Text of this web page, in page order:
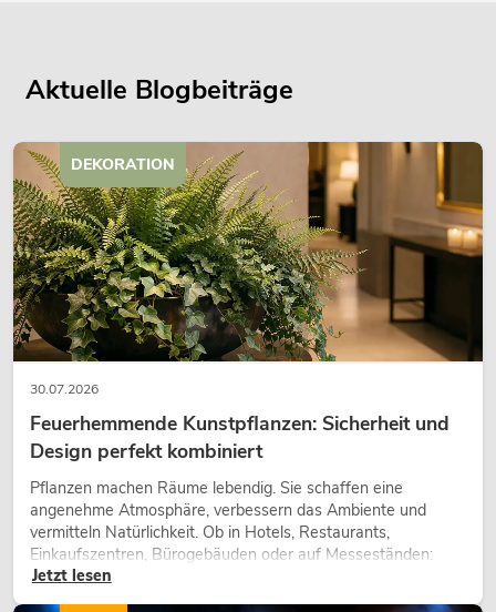
Aktuelle Blogbeiträge
30.07.2026
Feuerhemmende Kunstpflanzen: Sicherheit und
Design perfekt kombiniert
Pflanzen machen Räume lebendig. Sie schaffen eine
angenehme Atmosphäre, verbessern das Ambiente und
vermitteln Natürlichkeit. Ob in Hotels, Restaurants,
Einkaufszentren, Bürogebäuden oder auf Messeständen:
eine hochwertige Begrünung gehört heute längst zum
modernen Raumkonzept.
Jetzt lesen
DEKORATION